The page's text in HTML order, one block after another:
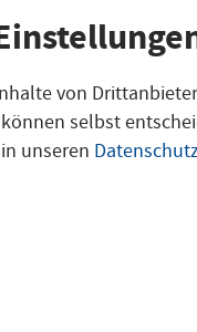
von
selbst
unseren